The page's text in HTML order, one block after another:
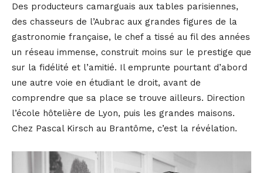
Des producteurs camarguais aux tables parisiennes,
des chasseurs de l’Aubrac aux grandes figures de la
gastronomie française, le chef a tissé au fil des années
un réseau immense, construit moins sur le prestige que
sur la fidélité et l’amitié. Il emprunte pourtant d’abord
une autre voie en étudiant le droit, avant de
comprendre que sa place se trouve ailleurs. Direction
l’école hôtelière de Lyon, puis les grandes maisons.
Chez Pascal Kirsch au Brantôme, c’est la révélation.